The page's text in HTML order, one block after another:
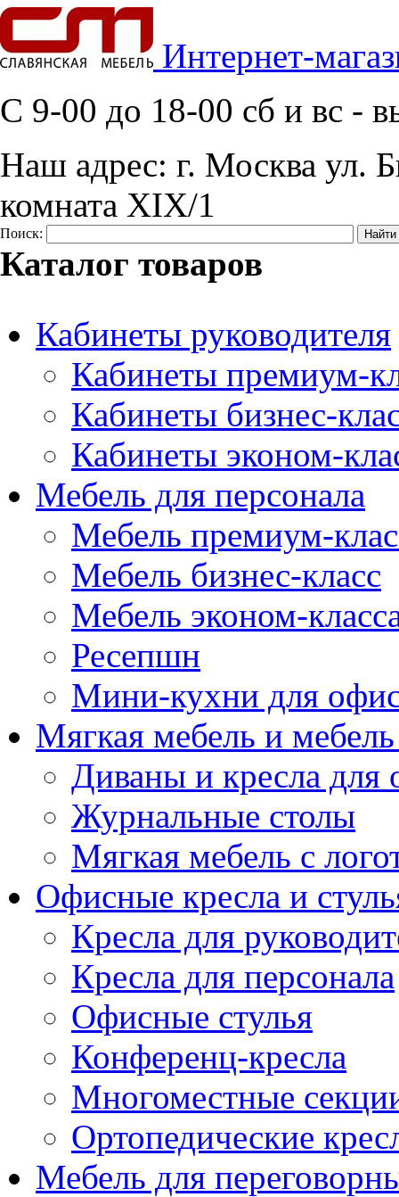
Интернет-
C 9-00 до 18-00 сб и вс -
Наш адрес: г. Москва ул.
комната XIX/1
Поиск:
Каталог товаров
Кабинеты руководителя
Кабинеты премиум-
Кабинеты бизнес-
Кабинеты эконом-
Мебель для персонала
Мебель премиум-
Мебель бизнес-класс
Мебель эконом-
Ресепшн
Мини-кухни для
Мягкая мебель и
Диваны и кресла для
Журнальные столы
Мягкая мебель с
Офисные кресла и
Кресла для
Кресла для персонала
Офисные стулья
Конференц-кресла
Многоместные
Ортопедические
Мебель для